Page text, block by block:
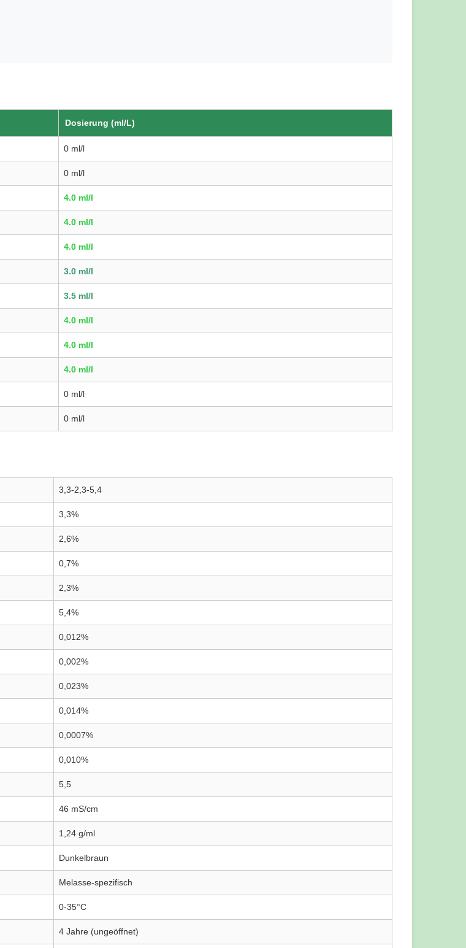
Dosierung (ml/L)
0 ml/l
0 ml/l
4.0 ml/l
4.0 ml/l
4.0 ml/l
3.0 ml/l
3.5 ml/l
4.0 ml/l
4.0 ml/l
4.0 ml/l
0 ml/l
0 ml/l
3,3-2,3-5,4
3,3%
2,6%
0,7%
2,3%
5,4%
0,012%
0,002%
0,023%
0,014%
0,0007%
0,010%
5,5
46 mS/cm
1,24 g/ml
Dunkelbraun
Melasse-spezifisch
0-35°C
4 Jahre (ungeöffnet)